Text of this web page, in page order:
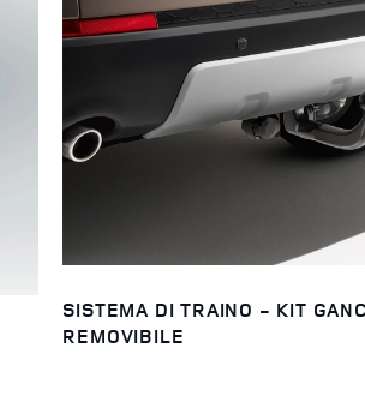
SISTEMA DI TRAINO - KIT
REMOVIBILE